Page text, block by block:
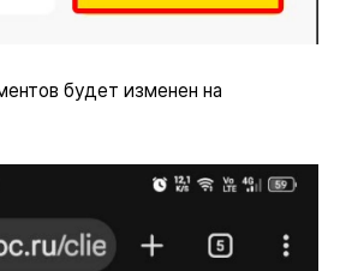
будет изменен на